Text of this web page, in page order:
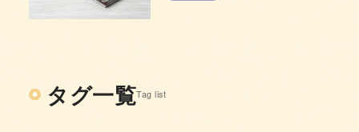
タグ一覧Tag list